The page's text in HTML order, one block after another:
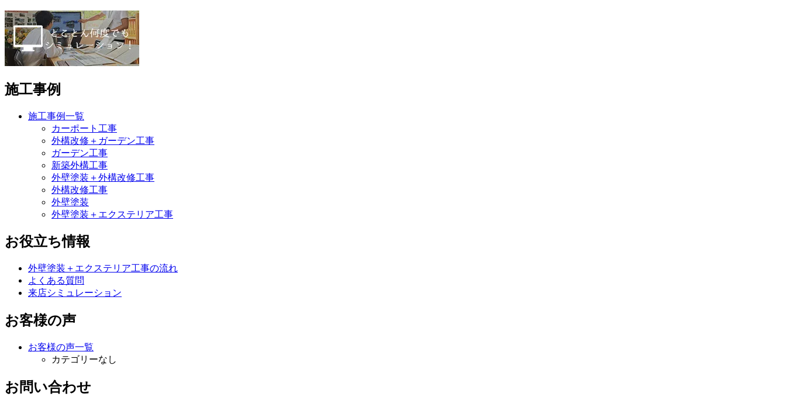
施工事例
施工事例一覧
カーポート工事
外構改修＋ガーデン工事
ガーデン工事
新築外構工事
外壁塗装＋外構改修工事
外構改修工事
外壁塗装
外壁塗装＋エクステリア工事
お役立ち情報
外壁塗装＋エクステリア工事の流れ
よくある質問
来店シミュレーション
お客様の声
お客様の声一覧
カテゴリーなし
お問い合わせ